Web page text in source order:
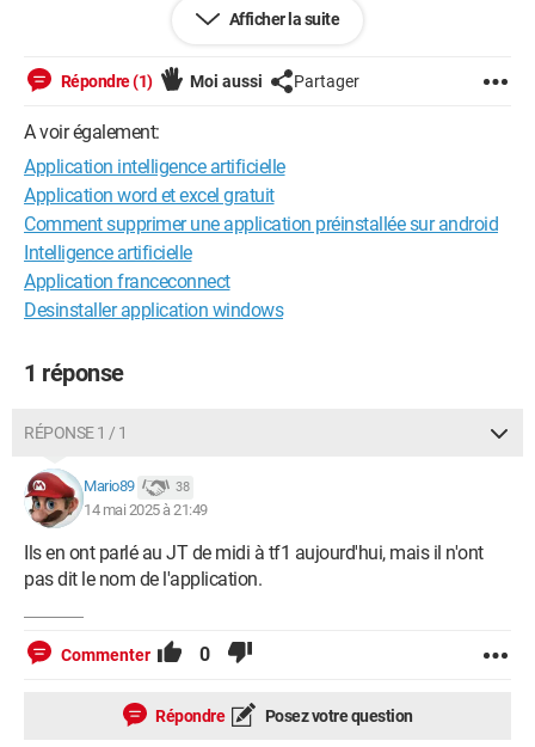
Ne pas remettre à demain ce que l'on peut faire aujourd'hui
Afficher la suite
Répondre (1) Moi aussi Partager
A voir également:
Application intelligence artificielle
Application word et excel gratuit
Comment supprimer une application préinstallée sur android
Intelligence artificielle
Application franceconnect
Desinstaller application windows
1 réponse
RÉPONSE 1 / 1
Mario89 38
14 mai 2025 à 21:49
Ils en ont parlé au JT de midi à tf1 aujourd'hui, mais il n'ont
pas dit le nom de l'application.
Commenter 0
Répondre Posez votre question